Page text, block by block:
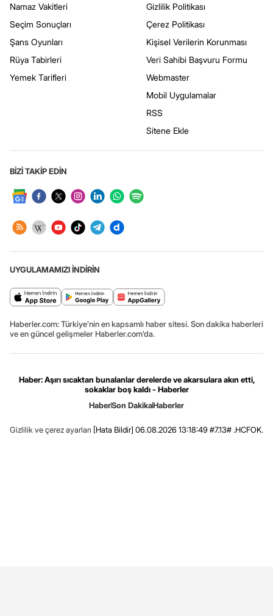
Namaz Vakitleri
Seçim Sonuçları
Şans Oyunları
Rüya Tabirleri
Yemek Tarifleri
Gizlilik Politikası
Çerez Politikası
Kişisel Verilerin Korunması
Veri Sahibi Başvuru Formu
Webmaster
Mobil Uygulamalar
RSS
Sitene Ekle
BİZİ TAKİP EDİN
UYGULAMAMIZI İNDİRİN
Haberler.com: Türkiye’nin en kapsamlı haber sitesi. Son dakika haberleri
ve en güncel gelişmeler Haberler.com’da.
Haber: Aşırı sıcaktan bunalanlar derelerde ve akarsulara akın etti,
sokaklar boş kaldı - Haberler
HaberSon DakikaHaberler
Gizlilik ve çerez ayarları [Hata Bildir] 06.08.2026 13:18:49 #7.13# .HCFOK.